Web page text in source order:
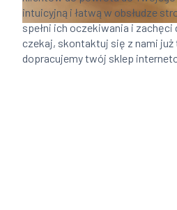
intuicyjną i łatwą w obsłudze
spełni ich oczekiwania i zachęci
czekaj, skontaktuj się z nami już
dopracujemy twój sklep